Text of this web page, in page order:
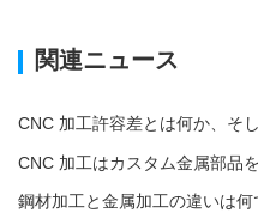
関連ニュース
鋼材加工と金属加工の違いは何